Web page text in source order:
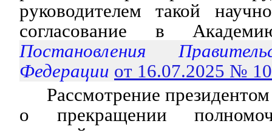
руководителем такой
согласование в
Постановления
Федерации от 16.07.2025 №
Рассмотрение
о прекращении